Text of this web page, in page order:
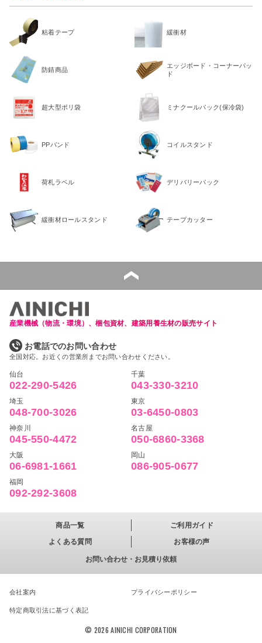
粘着テープ 緩衝材
防錆商品
エッジボード・コーナーパッ
ド
超大型ポリ袋 ミナクールパック(保冷袋)
PPバンド コイルスタンド
荷札ラベル デリバリーパック
緩衝材ロールスタンド テープカッター
産業機械（物流・環境）、梱包資材、建築用養生材の販売サイト
お電話でのお問い合わせ
全国対応。お近くの営業所までお問い合わせください。
仙台
022-290-5426
千葉
043-330-3210
埼玉
048-700-3026
東京
03-6450-0803
神奈川
045-550-4472
名古屋
050-6860-3368
大阪
06-6981-1661
岡山
086-905-0677
福岡
092-292-3608
商品一覧
ご利用ガイド
よくある質問
お客様の声
お問い合わせ・お見積り依頼
会社案内 プライバシーポリシー
特定商取引法に基づく表記
© 2026 AINICHI CORPORATION